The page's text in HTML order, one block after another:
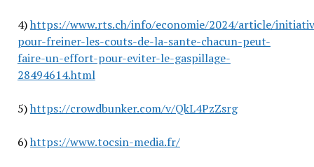
4)https://www.rts.ch/info/economie/2024/article/
pour-freiner-les-couts-de-la-sante-chacun-peut-
faire-un-effort-pour-eviter-le-gaspillage-
28494614.html
5)https://crowdbunker.com/v/QkL4PzZsrg
6)https://www.tocsin-media.fr/